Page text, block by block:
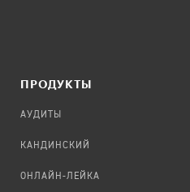
ПРОДУКТЫ
АУДИТЫ
КАНДИНСКИЙ
ОНЛАЙН-ЛЕЙКА